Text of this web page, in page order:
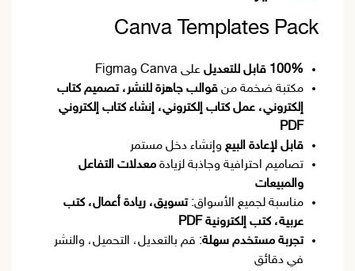
Canva Templates Pack
100% قابل للتعديل
على Canva وFigma
مكتبة ضخمة من قوالب جاهزة للنشر، تصميم كتاب
إلكتروني، عمل كتاب إلكتروني، إنشاء كتاب إلكتروني
PDF
قابل لإعادة البيع وإنشاء دخل مستمر
تصاميم احترافية وجاذبة لزيادة معدلات التفاعل
والمبيعات
مناسبة لجميع الأسواق:تسويق، ريادة أعمال، كتب
عربية، كتب إلكترونية PDF
تجربة مستخدم سهلة: قم بالتعديل، التحميل، والنشر
في دقائق